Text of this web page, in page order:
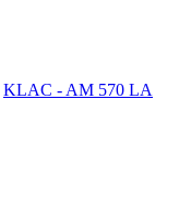
KLAC - AM 570 LA